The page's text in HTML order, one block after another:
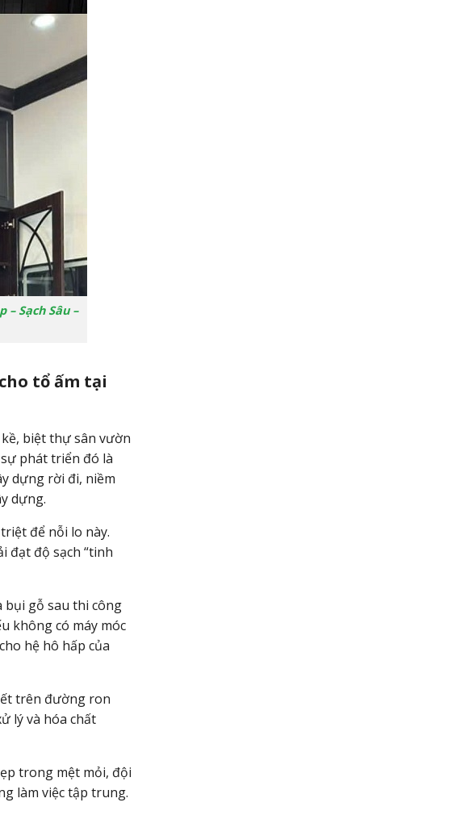
– Sạch Sâu –
tổ ấm tại
biệt thự sân vườn
phát triển đó là
dựng rời đi, niềm
dựng.
để nỗi lo này.
đạt độ sạch “tinh
gỗ sau thi công
không có máy móc
hệ hô hấp của
trên đường ron
lý và hóa chất
trong mệt mỏi, đội
làm việc tập trung.